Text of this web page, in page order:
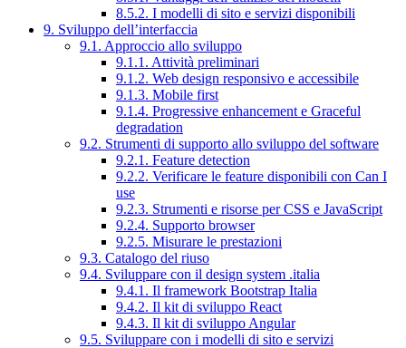
8.5.2. I modelli di sito e servizi disponibili
9. Sviluppo dell’interfaccia
9.1. Approccio allo sviluppo
9.1.1. Attività preliminari
9.1.2. Web design responsivo e accessibile
9.1.3. Mobile first
9.1.4. Progressive enhancement e Graceful
degradation
9.2. Strumenti di supporto allo sviluppo del software
9.2.1. Feature detection
9.2.2. Verificare le feature disponibili con Can I
use
9.2.3. Strumenti e risorse per CSS e JavaScript
9.2.4. Supporto browser
9.2.5. Misurare le prestazioni
9.3. Catalogo del riuso
9.4. Sviluppare con il design system .italia
9.4.1. Il framework Bootstrap Italia
9.4.2. Il kit di sviluppo React
9.4.3. Il kit di sviluppo Angular
9.5. Sviluppare con i modelli di sito e servizi